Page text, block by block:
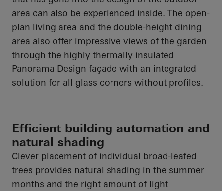
area can also be experienced inside. The open-
plan living area and the double-height dining
area also offer impressive views of the garden
through the highly thermally insulated
Panorama Design façade with an integrated
solution for all glass corners without profiles.
Efficient building automation and
natural shading
Clever placement of individual broad-leafed
trees provides natural shading in the summer
months and the right amount of light